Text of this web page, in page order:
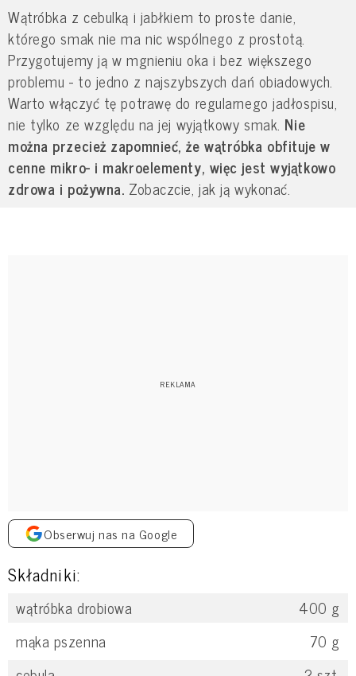
Wątróbka z cebulką i jabłkiem to proste danie,
którego smak nie ma nic wspólnego z prostotą.
Przygotujemy ją w mgnieniu oka i bez większego
problemu - to jedno z najszybszych dań obiadowych.
Warto włączyć tę potrawę do regularnego jadłospisu,
nie tylko ze względu na jej wyjątkowy smak. Nie
można przecież zapomnieć, że wątróbka obfituje w
cenne mikro- i makroelementy, więc jest wyjątkowo
zdrowa i pożywna. Zobaczcie, jak ją wykonać.
Obserwuj nas na Google
Składniki:
wątróbka drobiowa 400 g
mąka pszenna
70 g